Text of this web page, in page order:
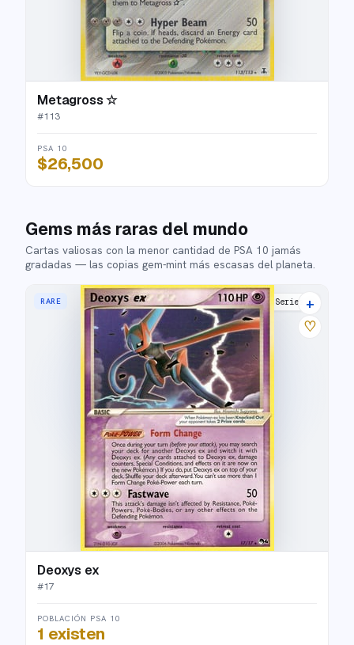
Metagross ☆
#113
PSA 10
$26,500
Gems más raras del mundo
Cartas valiosas con la menor cantidad de PSA 10 jamás
gradadas — las copias gem-mint más escasas del planeta.
RARE POP Series 4
+
♡
Deoxys ex
#17
POBLACIÓN PSA 10
1 existen